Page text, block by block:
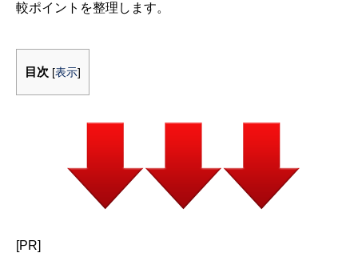
較ポイントを整理します。
目次 [表示]
[PR]